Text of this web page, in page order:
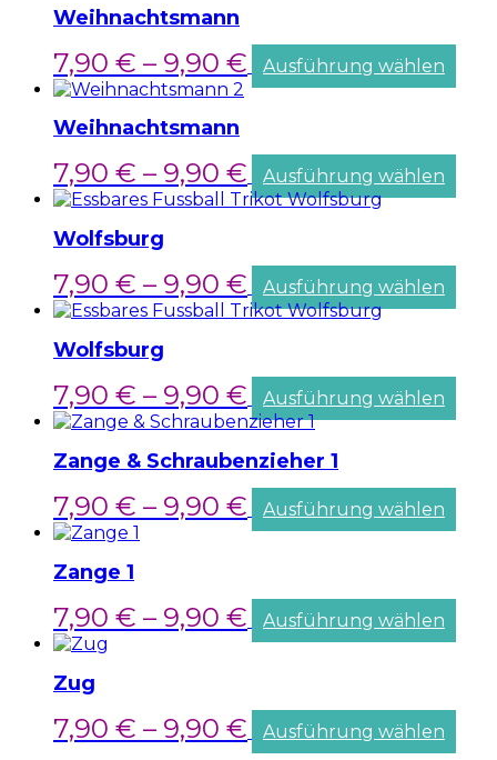
Weihnachtsmann
7,90 € – 9,90 € Ausführung wählen
Weihnachtsmann
7,90 € – 9,90 € Ausführung wählen
Wolfsburg
7,90 € – 9,90 € Ausführung wählen
Wolfsburg
7,90 € – 9,90 € Ausführung wählen
Zange & Schraubenzieher 1
7,90 € – 9,90 € Ausführung wählen
Zange 1
7,90 € – 9,90 € Ausführung wählen
Zug
7,90 € – 9,90 €
Ausführung wählen